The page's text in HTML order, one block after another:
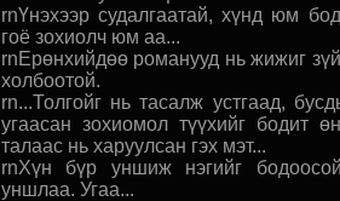
rnҮнэхээр судалгаатай, хүнд юм
гоё зохиолч юм аа...
rnЕрөнхийдөө романууд нь жижиг
холбоотой.
rn...Толгойг нь тасалж устгаад,
угаасан зохиомол түүхийг бодит
талаас нь харуулсан гэх мэт...
rnХүн бүр уншиж нэгийг
уншлаа. Угаа...